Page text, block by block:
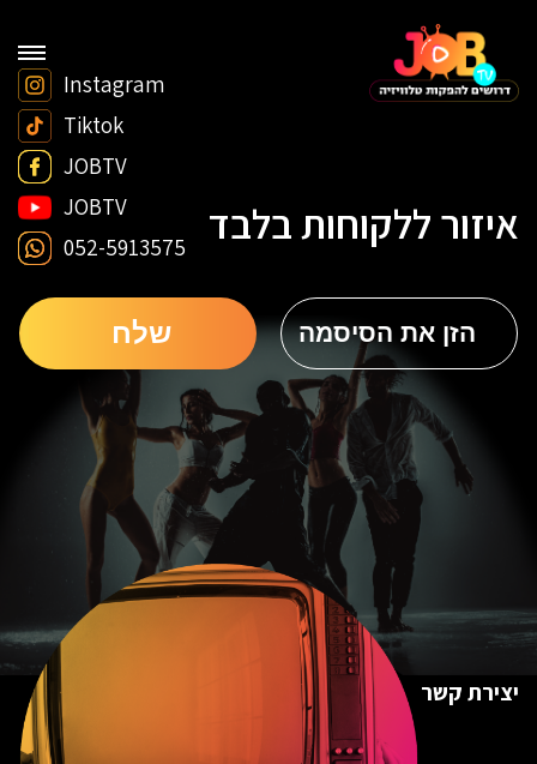
Instagram
Tiktok
JOBTV
JOBTV
052-5913575
איזור ללקוחות בלבד
יצירת קשר